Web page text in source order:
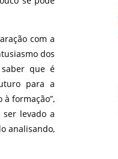
com a
dos
que é
para a
formação”,
levado a
analisando,